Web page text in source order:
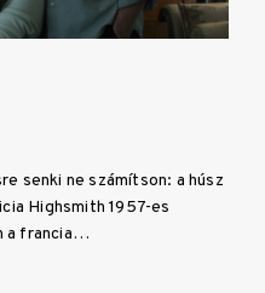
senki ne számítson: a húsz
Highsmith 1957-es
a francia…